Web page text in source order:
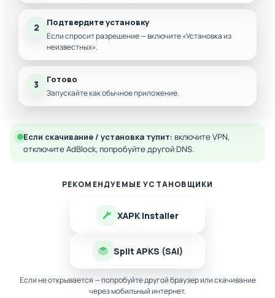
2 Подтвердите установку
Если спросит разрешение — включите «Установка из
неизвестных».
3 Готово
Запускайте как обычное приложение.
Если скачивание / установка тупит: включите VPN,
отключите AdBlock, попробуйте другой DNS.
РЕКОМЕНДУЕМЫЕ УСТАНОВЩИКИ
XAPK Installer
Split APKS (SAI)
Если не открывается — попробуйте другой браузер или скачивание
через мобильный интернет.